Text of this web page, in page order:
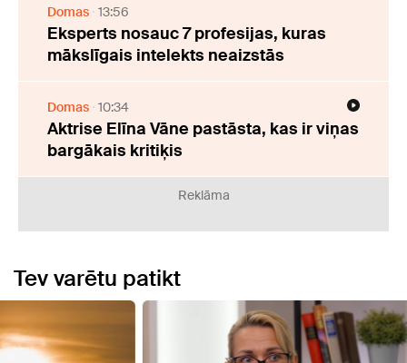
Domas 13:56
Eksperts nosauc 7 profesijas, kuras
mākslīgais intelekts neaizstās
Domas 10:34
Aktrise Elīna Vāne pastāsta, kas ir viņas
bargākais kritiķis
Reklāma
Tev varētu patikt